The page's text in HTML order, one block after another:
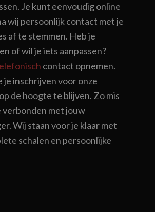
Je kunt eenvoudig online
wij persoonlijk contact met je
af te stemmen. Heb je
of wil je iets aanpassen?
contact opnemen.
je inschrijven voor onze
de hoogte te blijven. Zo mis
verbonden met jouw
Wij staan voor je klaar met
schalen en persoonlijke